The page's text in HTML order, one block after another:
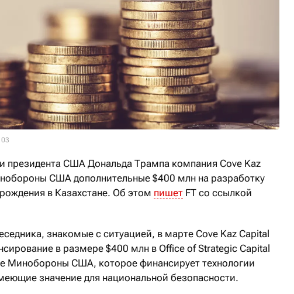
президента США Дональда Трампа компания Cove Kaz
США дополнительные $400 млн на разработку
в Казахстане. Об этом пишет FT со ссылкой
знакомые с ситуацией, в марте Cove Kaz Capital
в размере $400 млн в Office of Strategic Capital
Минобороны США, которое финансирует технологии
значение для национальной безопасности.